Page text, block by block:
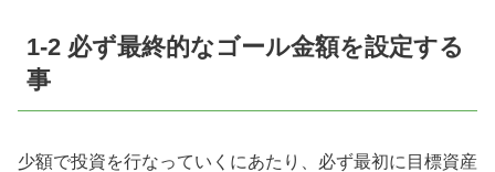
1-2 必ず最終的なゴール金額を設定する
事
少額で投資を行なっていくにあたり、必ず最初に目標資産